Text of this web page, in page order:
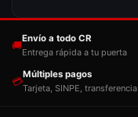
🚚
Envío a todo CR
Entrega rápida a tu puerta
💳
Múltiples pagos
Tarjeta, SINPE, transferencia